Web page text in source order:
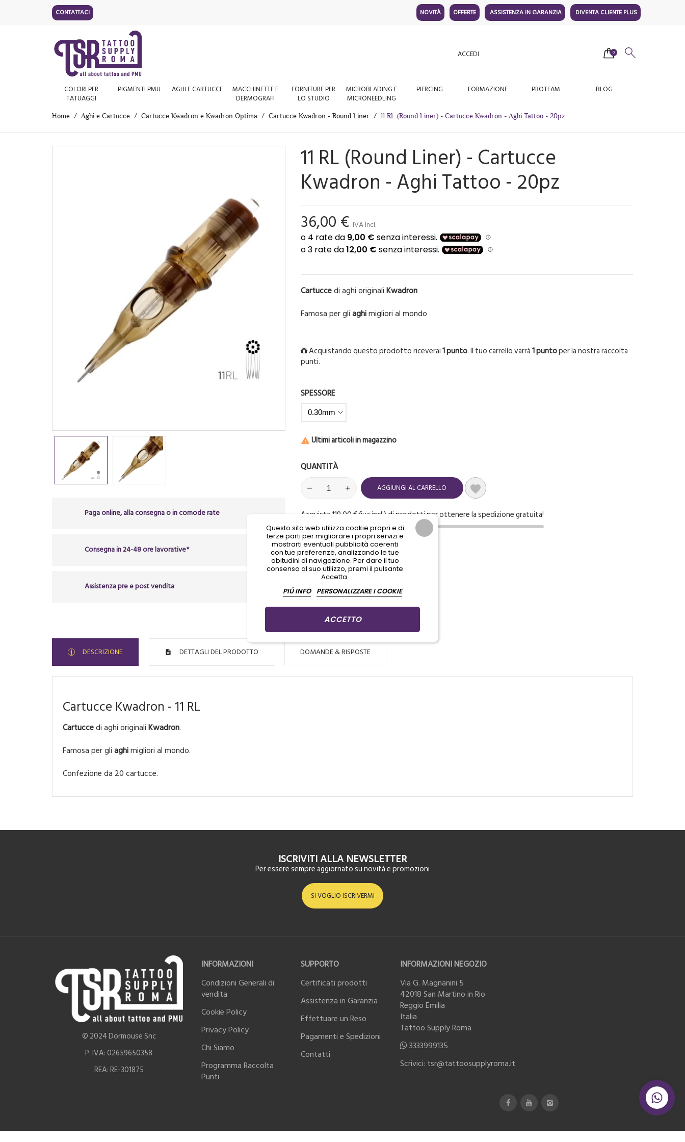
CONTATTACI NOVITÀ OFFERTE ASSISTENZA IN GARANZIA DIVENTA CLIENTE PLUS
ACCEDI 0
COLORI PER
TATUAGGI
PIGMENTI PMU AGHI E CARTUCCE
MACCHINETTE E
DERMOGRAFI
FORNITURE PER
LO STUDIO
MICROBLADING E
MICRONEEDLING
PIERCING FORMAZIONE PROTEAM BLOG
Home Aghi e Cartucce Cartucce Kwadron e Kwadron Optima Cartucce Kwadron - Round Liner 11 RL (Round Liner) - Cartucce Kwadron - Aghi Tattoo - 20pz
Paga online, alla consegna o in comode rate
Consegna in 24-48 ore lavorative*
Assistenza pre e post vendita
11 RL (Round Liner) - Cartucce
Kwadron - Aghi Tattoo - 20pz
36,00 € IVA Incl.
Cartuccedi aghi originaliKwadron
Famosa per gliaghimigliori al mondo
Acquistando questo prodotto riceverai1punto. Il tuo carrello varrà1puntoper la nostra raccolta
punti.
SPESSORE
 Ultimi articoli in magazzino
QUANTITÀ
AGGIUNGI AL CARRELLO 
Acquista 119,00 € (iva incl.) di prodotti per ottenere la spedizione gratuita!
DESCRIZIONE DETTAGLI DEL PRODOTTO DOMANDE & RISPOSTE
Cartucce Kwadron - 11 RL
Cartuccedi aghi originaliKwadron.
Famosa per gliaghimigliori al mondo.
Confezione da 20 cartucce.
ISCRIVITI ALLA NEWSLETTER
Per essere sempre aggiornato su novità e promozioni
SI VOGLIO ISCRIVERMI
© 2024 Dormouse Snc
P. IVA: 02659650358
REA: RE-301875
INFORMAZIONI
Condizioni Generali di
vendita
Cookie Policy
Privacy Policy
Chi Siamo
Programma Raccolta
Punti
SUPPORTO
Certificati prodotti
Assistenza in Garanzia
Effettuare un Reso
Pagamenti e Spedizioni
Contatti
INFORMAZIONI NEGOZIO
Via G. Magnanini 5
42018 San Martino in Rio
Reggio Emilia
Italia
Tattoo Supply Roma
3333999135
Scrivici: tsr@tattoosupplyroma.it
Questo sito web utilizza cookie propri e di
terze parti per migliorare i propri servizi e
mostrarti eventuali pubblicità coerenti
con tue preferenze, analizzando le tue
abitudini di navigazione. Per dare il tuo
consenso al suo utilizzo, premi il pulsante
Accetta.
PIÚ INFO
PERSONALIZZARE I COOKIE
ACCETTO